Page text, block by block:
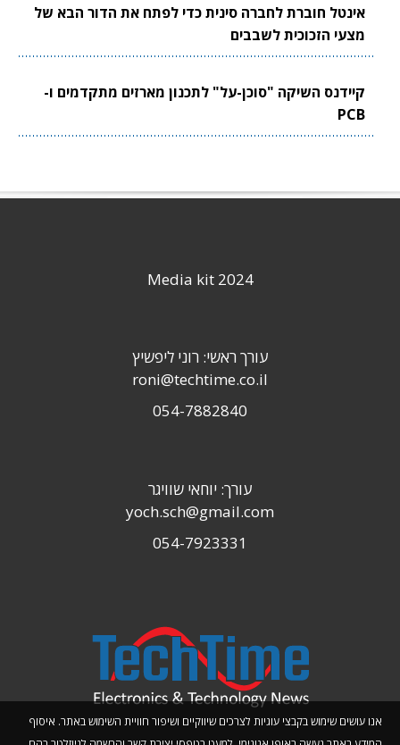
אינטל חוברת לחברה סינית כדי לפתח את הדור הבא של
מצעי הזכוכית לשבבים
קיידנס השיקה "סוכן-על" לתכנון מארזים מתקדמים ו-
PCB
אנו עושים שימוש בקבצי עוגיות לצרכים שיווקיים ושיפור חוויית השימוש באתר. איסוף
Media kit 2024
עורך ראשי: רוני ליפשיץ
roni@techtime.co.il
054-7882840
עורך: יוחאי שוויגר
yoch.sch@gmail.com
054-7923331